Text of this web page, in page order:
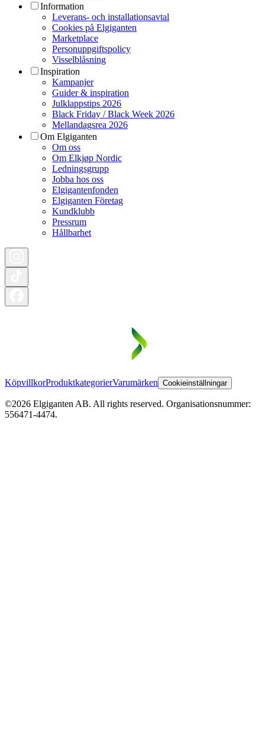
Information
Leverans- och installationsavtal
Cookies på Elgiganten
Marketplace
Personuppgiftspolicy
Visselblåsning
Inspiration
Kampanjer
Guider & inspiration
Julklappstips 2026
Black Friday / Black Week 2026
Mellandagsrea 2026
Om Elgiganten
Om oss
Om Elkjøp Nordic
Ledningsgrupp
Jobba hos oss
Elgigantenfonden
Elgiganten Företag
Kundklubb
Pressrum
Hållbarhet
KöpvillkorProduktkategorierVarumärken Cookieinställningar
©2026 Elgiganten AB. All rights reserved. Organisationsnummer:
556471-4474.